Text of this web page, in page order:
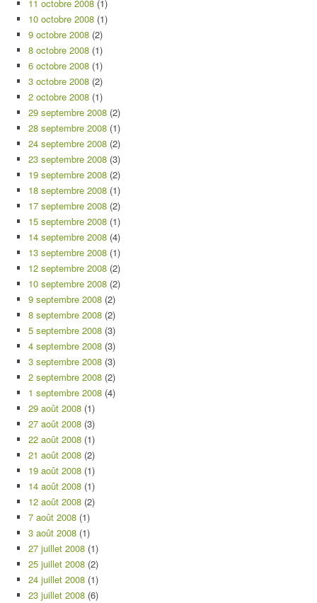
11 octobre 2008 (1)
10 octobre 2008 (1)
9 octobre 2008 (2)
8 octobre 2008 (1)
6 octobre 2008 (1)
3 octobre 2008 (2)
2 octobre 2008 (1)
29 septembre 2008 (2)
28 septembre 2008 (1)
24 septembre 2008 (2)
23 septembre 2008 (3)
19 septembre 2008 (2)
18 septembre 2008 (1)
17 septembre 2008 (2)
15 septembre 2008 (1)
14 septembre 2008 (4)
13 septembre 2008 (1)
12 septembre 2008 (2)
10 septembre 2008 (2)
9 septembre 2008 (2)
8 septembre 2008 (2)
5 septembre 2008 (3)
4 septembre 2008 (3)
3 septembre 2008 (3)
2 septembre 2008 (2)
1 septembre 2008 (4)
29 août 2008 (1)
27 août 2008 (3)
22 août 2008 (1)
21 août 2008 (2)
19 août 2008 (1)
14 août 2008 (1)
12 août 2008 (2)
7 août 2008 (1)
3 août 2008 (1)
27 juillet 2008 (1)
25 juillet 2008 (2)
24 juillet 2008 (1)
23 juillet 2008 (6)